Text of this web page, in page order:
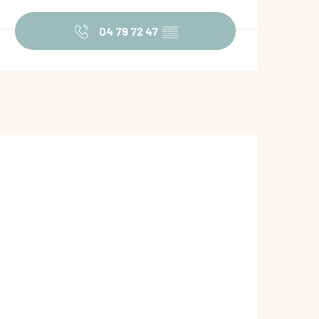
Ouverture et coordonnées
04 79 72 47 ▒▒